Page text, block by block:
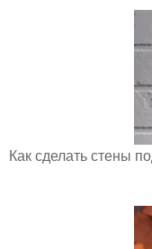
Как сделать стены